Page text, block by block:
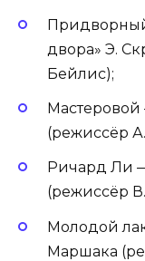
двора» Э.
Бейлис);
(режиссёр
Ричард Ли
(режиссёр
Молодой
Маршака